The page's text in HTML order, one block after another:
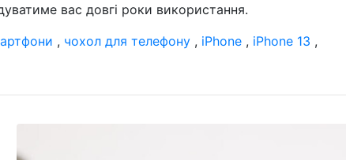
вас довгі роки використання.
, чохол для телефону , iPhone , iPhone 13 ,